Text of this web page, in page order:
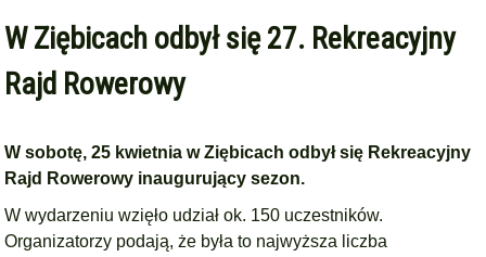
W Ziębicach odbył się 27. Rekreacyjny
Rajd Rowerowy
W sobotę, 25 kwietnia w Ziębicach odbył się Rekreacyjny
Rajd Rowerowy inaugurujący sezon.
W wydarzeniu wzięło udział ok. 150 uczestników.
Organizatorzy podają, że była to najwyższa liczba